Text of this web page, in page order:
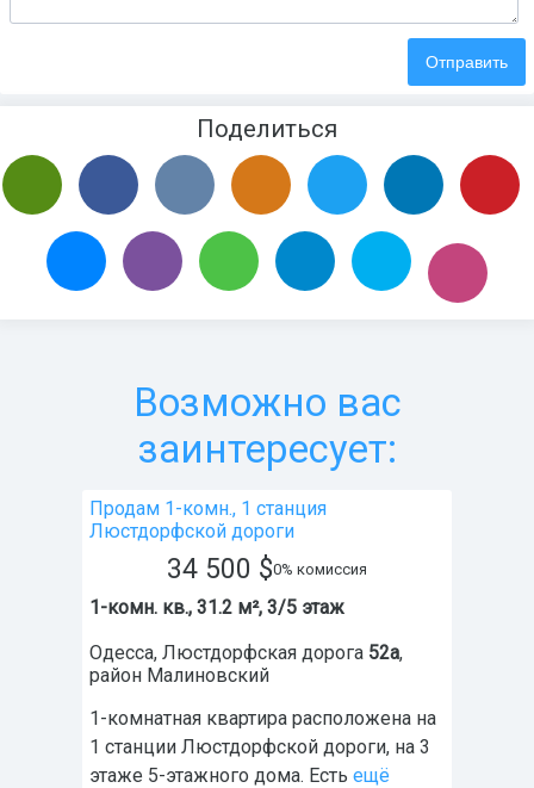
Поделиться
Возможно вас
заинтересует:
Продам 1-комн., 1 станция
Люстдорфской дороги
34 500 $0% комиссия
1-комн. кв., 31.2 м², 3/5 этаж
Одесса, Люстдорфская дорога 52а,
район Малиновский
1-комнатная квартира расположена на
1 станции Люстдорфской дороги, на 3
этаже 5-этажного дома. Есть ещё